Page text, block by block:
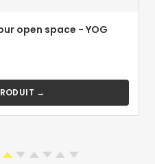
open space - YOG
→